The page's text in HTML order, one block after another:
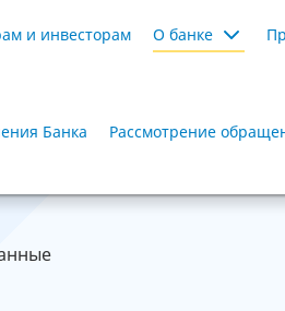
и инвесторам О банке
Банка Рассмотрение